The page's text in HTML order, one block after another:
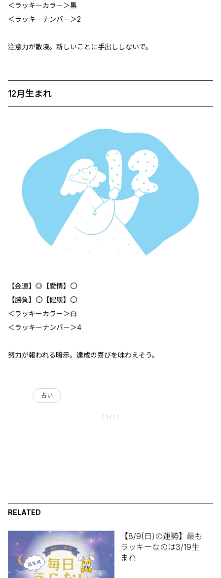
＜ラッキーカラー＞黒
＜ラッキーナンバー＞2
注意力が散漫。新しいことに手出ししないで。
12月生まれ
【金運】◎【愛情】〇
【勝負】〇【健康】〇
＜ラッキーカラー＞白
＜ラッキーナンバー＞4
努力が報われる暗示。達成の喜びを味わえそう。
占い
〈 1 / 1 〉
RELATED
【8/9(日)の運勢】最も
ラッキーなのは3/19生
まれ